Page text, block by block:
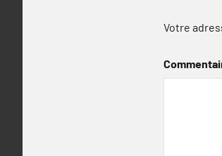
Votre